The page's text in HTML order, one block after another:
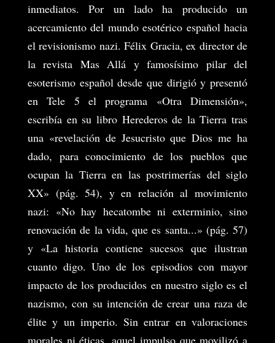
inmediatos. Por un lado ha producido un
acercamiento del mundo esotérico español hacia
el revisionismo nazi. Félix Gracia, ex director de
la revista Mas Allá y famosísimo pilar del
esoterismo español desde que dirigió y presentó
en Tele 5 el programa «Otra Dimensión»,
escribía en su libro Herederos de la Tierra tras
una «revelación de Jesucristo que Dios me ha
dado, para conocimiento de los pueblos que
ocupan la Tierra en las postrimerías del siglo
XX» (pág. 54), y en relación al movimiento
nazi: «No hay hecatombe ni exterminio, sino
renovación de la vida, que es santa...» (pág. 57)
y «La historia contiene sucesos que ilustran
cuanto digo. Uno de los episodios con mayor
impacto de los producidos en nuestro siglo es el
nazismo, con su intención de crear una raza de
élite y un imperio. Sin entrar en valoraciones
morales ni éticas, aquel impulso que movilizó a